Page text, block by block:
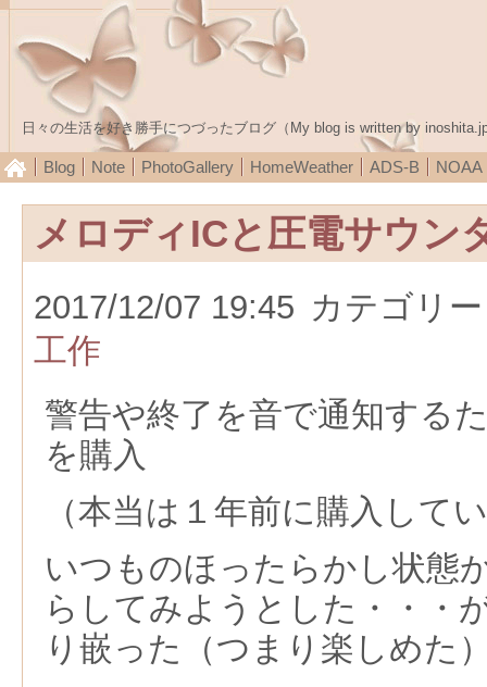
日々の生活を好き勝手につづったブログ（My blog is written by
Blog Note PhotoGallery HomeWeather ADS-B NOAA
メロディICと圧電サウン
2017/12/07 19:45 カテゴリ
工作
警告や終了を音で通知する
を購入
（本当は１年前に購入して
いつものほったらかし状態
らしてみようとした・・・
り嵌った（つまり楽しめた